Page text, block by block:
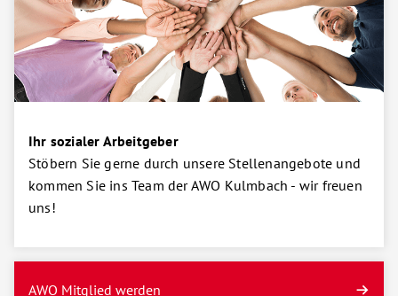
Ihr sozialer Arbeitgeber
Stöbern Sie gerne durch unsere Stellenangebote und
kommen Sie ins Team der AWO Kulmbach - wir freuen
uns!
AWO Mitglied werden